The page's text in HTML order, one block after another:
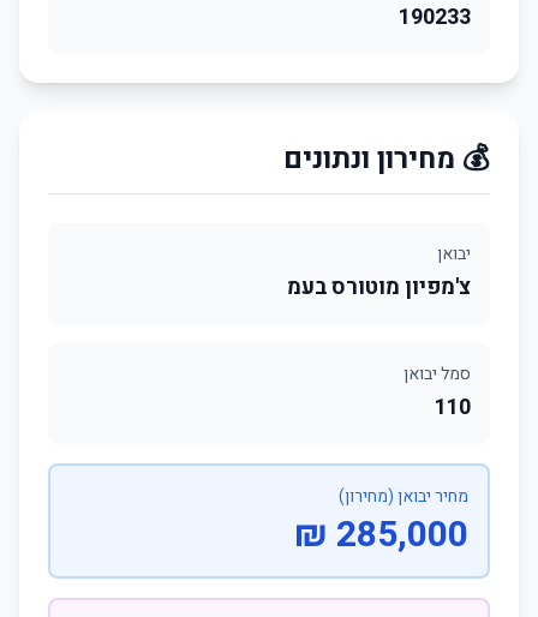
190233
💰 מחירון ונתונים
יבואן
צ'מפיון מוטורס בעמ
סמל יבואן
110
מחיר יבואן (מחירון)
285,000 ₪